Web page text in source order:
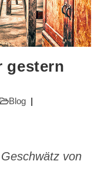
gestern
Beitrags-
Blog
von